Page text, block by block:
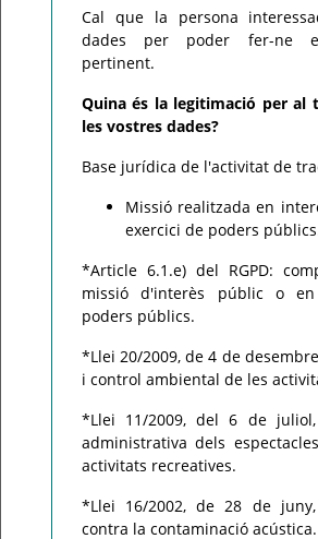
Cal que la persona
dades per poder fer-ne
pertinent.
Quina és la legitimació per al
les vostres dades?
Base jurídica de l'activitat de
Missió realitzada en
exercici de poders
*Article 6.1.e) del RGPD:
missió d'interès públic o
poders públics.
*Llei 20/2009, de 4 de
i control ambiental de les
*Llei 11/2009, del 6 de
administrativa dels
activitats recreatives.
*Llei 16/2002, de 28 de
contra la contaminació acústica.